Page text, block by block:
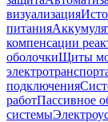
визуализация
питания
компенсации
оболочкиЩиты
подключения
работПассивное
системы